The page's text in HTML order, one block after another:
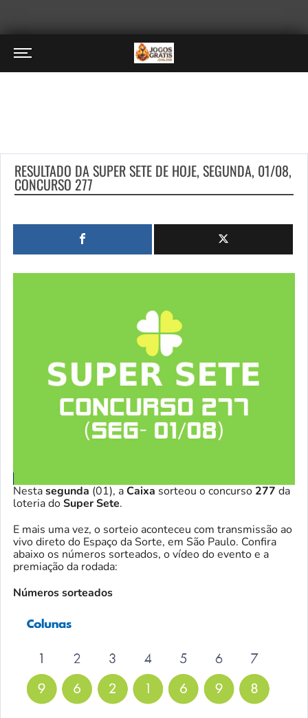
RESULTADO DA SUPER SETE DE HOJE, SEGUNDA, 01/08,
CONCURSO 277
Nestasegunda (01), aCaixa sorteou o concurso 277 da
loteria doSuper Sete.
E mais uma vez, o sorteio aconteceu com transmissão ao
vivo direto do Espaço da Sorte, em São Paulo. Confira
abaixo os números sorteados, o vídeo do evento e a
premiação da rodada:
Números sorteados